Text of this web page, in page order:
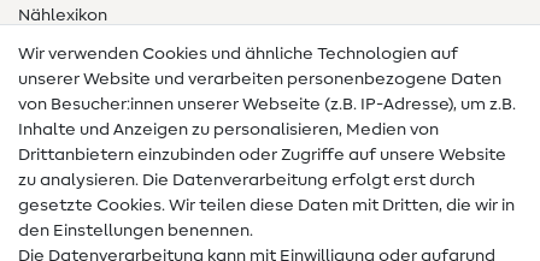
Nählexikon
Nähanleitungen
Hilfe & Kontakt
Kontakt
Infos zum Betreiberwechsel
FAQ
Wir verwenden Cookies und ähnliche Technologien auf
unserer Website und verarbeiten personenbezogene Daten
von Besucher:innen unserer Webseite (z.B. IP-Adresse), um z.B.
Inhalte und Anzeigen zu personalisieren, Medien von
Drittanbietern einzubinden oder Zugriffe auf unsere Website
zu analysieren. Die Datenverarbeitung erfolgt erst durch
gesetzte Cookies. Wir teilen diese Daten mit Dritten, die wir in
den Einstellungen benennen.
Die Datenverarbeitung kann mit Einwilligung oder aufgrund